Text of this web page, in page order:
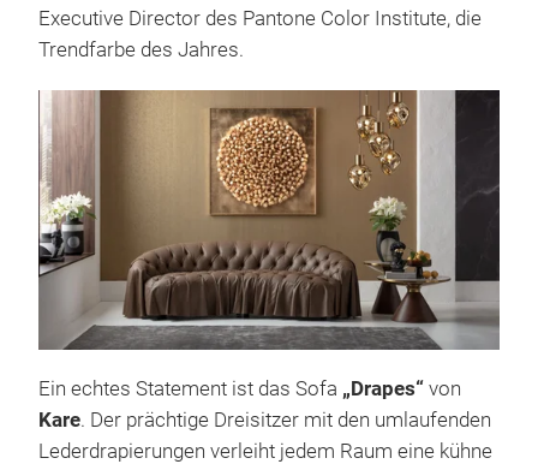
Executive Director des Pantone Color Institute, die
Trendfarbe des Jahres.
Ein echtes Statement ist das Sofa „Drapes“ von
Kare. Der prächtige Dreisitzer mit den umlaufenden
Lederdrapierungen verleiht jedem Raum eine kühne